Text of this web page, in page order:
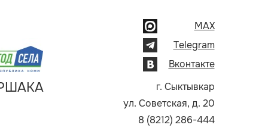
MAX
Telegram
Вконтакте
г. Сыктывкар
ул. Советская, д. 20
8 (8212) 286-444